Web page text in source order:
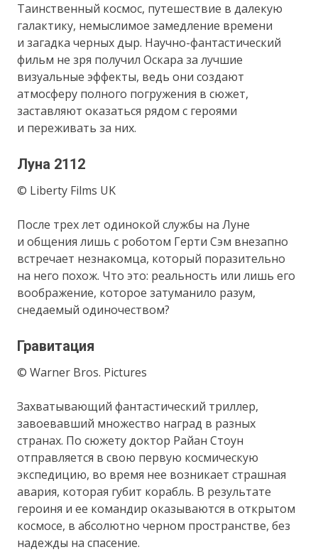
Таинственный космос, путешествие в далекую
галактику, немыслимое замедление времени
и загадка черных дыр. Научно-фантастический
фильм не зря получил Оскара за лучшие
визуальные эффекты, ведь они создают
атмосферу полного погружения в сюжет,
заставляют оказаться рядом с героями
и переживать за них.
Луна 2112
© Liberty Films UK
После трех лет одинокой службы на Луне
и общения лишь с роботом Герти Сэм внезапно
встречает незнакомца, который поразительно
на него похож. Что это: реальность или лишь его
воображение, которое затуманило разум,
снедаемый одиночеством?
Гравитация
© Warner Bros. Pictures
Захватывающий фантастический триллер,
завоевавший множество наград в разных
странах. По сюжету доктор Райан Стоун
отправляется в свою первую космическую
экспедицию, во время нее возникает страшная
авария, которая губит корабль. В результате
героиня и ее командир оказываются в открытом
космосе, в абсолютно черном пространстве, без
надежды на спасение.